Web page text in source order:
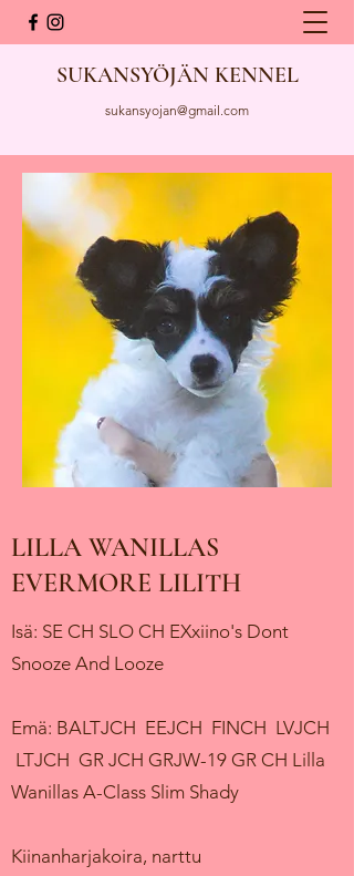
SUKANSYÖJÄN KENNEL
sukansyojan@gmail.com
LILLA WANILLAS
EVERMORE LILITH
Isä: SE CH SLO CH EXxiino's Dont
Snooze And Looze
Emä: BALTJCH EEJCH FINCH LVJCH
LTJCH GR JCH GRJW-19 GR CH Lilla
Wanillas A-Class Slim Shady
Kiinanharjakoira, narttu